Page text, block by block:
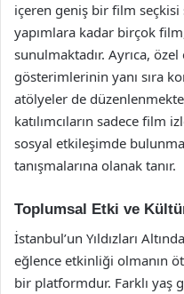
içeren geniş bir film
yapımlara kadar birçok
sunulmaktadır. Ayrıca,
gösterimlerinin yanı sıra
atölyeler de
katılımcıların sadece film
sosyal etkileşimde
tanışmalarına olanak tanır.
Toplumsal Etki ve
İstanbul’un Yıldızları
eğlence etkinliği olmanın
bir platformdur. Farklı yaş